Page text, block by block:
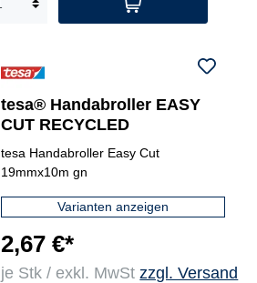
tesa® Handabroller EASY
CUT RECYCLED
tesa Handabroller Easy Cut
19mmx10m gn
Varianten anzeigen
2,67 €*
je Stk / exkl. MwStzzgl. Versand